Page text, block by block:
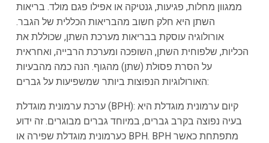
ממגוון מחלות, פגיעות, גנטיקה או אפילו פגם מולד. בריאות
השתן היא חלק חשוב מהבריאות הכללית של הגבר.
אורולוגיה עוסקת בבריאות מערכת השתן, שכוללת את
הכליות, שלפוחית השתן, השופכה ומערכת הרבייה, ואחראית
על הסרת פסולת (שתן) מהגוף. הנה כמה מהבעיות
האורולוגיות הנפוצות ביותר שמשפיעות על גברים:
ערכת ערמונית מוגדלת (BPH): קיום ערמונית מוגדלת היא
בעיה נפוצה בקרב גברים, במיוחד גברים מבוגרים. זה ידוע
כערמונית מוגדלת שפירה או BPH. BPH מתפתחת כאשר